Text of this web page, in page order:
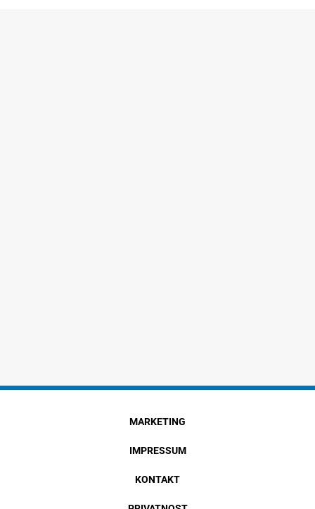
MARKETING
IMPRESSUM
KONTAKT